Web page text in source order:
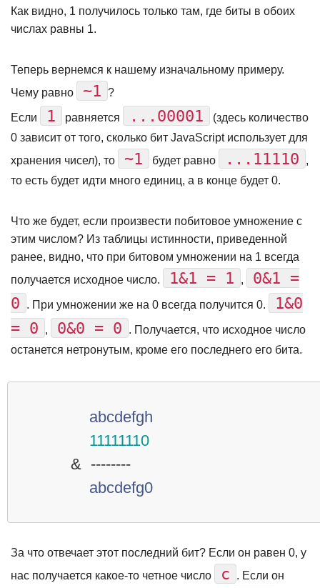
Как видно, 1 получилось только там, где биты в обоих
числах равны 1.
Теперь вернемся к нашему изначальному примеру.
Чему равно
~1 ?
Если 1 равняется ...00001
(здесь количество
0 зависит от того, сколько бит JavaScript использует для
хранения чисел), то
~1 будет равно ...11110
,
то есть будет идти много единиц, а в конце будет 0.
Что же будет, если произвести побитовое умножение с
этим числом? Из таблицы истинности, приведенной
ранее, видно, что при битовом умножении на 1 всегда
получается исходное число.
1&1 = 1 ,
0&1 =
0
. При умножении же на 0 всегда получится 0.
1&0
= 0
, 0&0 = 0
. Получается, что исходное число
останется нетронутым, кроме его последнего его бита.
abcdefgh
11111110
& --------
abcdefg0
За что отвечает этот последний бит? Если он равен 0, у
нас получается какое-то четное число
c . Если он